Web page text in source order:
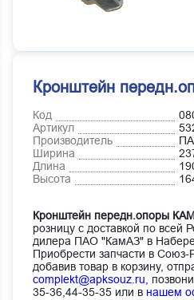
Кронштейн
Код
Артикул
Производитель
Ширина
Длина
Высота
Кронштейн передн.опоры
розницу с доставкой по всей
дилера ПАО "КамАЗ" в
Приобрести запчасти в
добавив товар в корзину,
complekt@apksouz.ru,
35-36,44-35-35 или в нашем